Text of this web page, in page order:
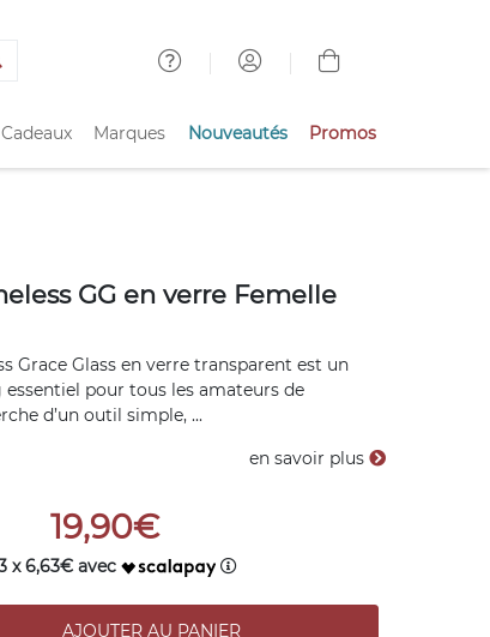
Cadeaux Marques Nouveautés Promos
GG en verre Femelle
Grace Glass en verre transparent est un
pour tous les amateurs de
d’un outil simple, ...
en savoir plus
19,90€
x 6,63€ avec